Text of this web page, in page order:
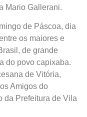
Mario Gallerani.
de Páscoa, dia
os maiores e
de grande
do povo capixaba.
de Vitória,
Amigos do
da Prefeitura de Vila